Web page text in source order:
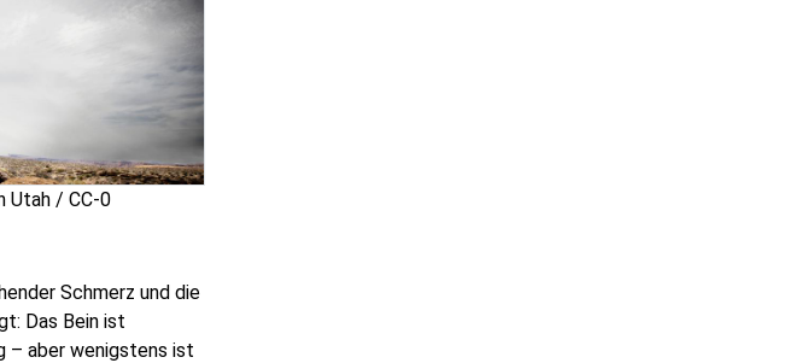
Utah / CC-0
Schmerz und die
Das Bein ist
– aber wenigstens ist